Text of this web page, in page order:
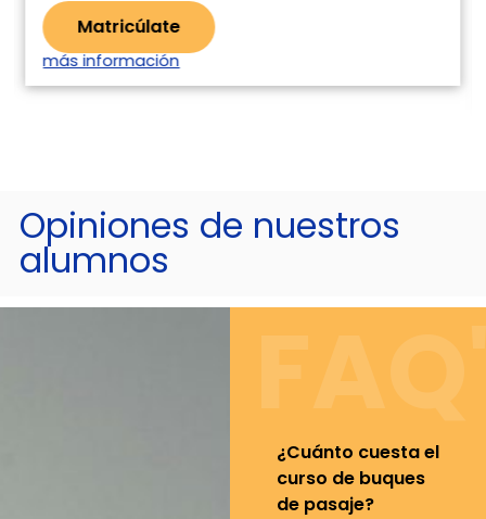
Matricúlate
más información
Opiniones de nuestros
alumnos
¿Cuánto cuesta el
curso de buques
de pasaje?